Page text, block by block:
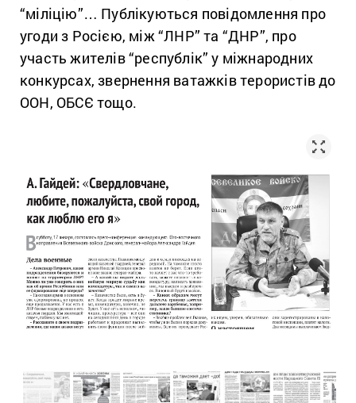
“міліцію”… Публікуються повідомлення про
угоди з Росією, між “ЛНР” та “ДНР”, про
участь жителів “республік” у міжнародних
конкурсах, звернення ватажків терористів до
ООН, ОБСЄ тощо.